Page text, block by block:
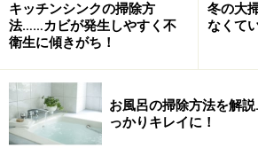
くん煙・くん蒸タイプの殺虫剤で成
は駆除できるのですが、実は、卵に
りません。卵はそのまま越冬し、暖
化します。そうなったときに慌てな
い秋のうちから毒餌剤を設置してお
化した幼虫を仕留めるのはもちろん
キッチンシンクの掃除方
法……カビが発生しやすく不
衛生に傾きがち！
冬の大
なくて
お風呂の掃除方法を解
っかりキレイに！